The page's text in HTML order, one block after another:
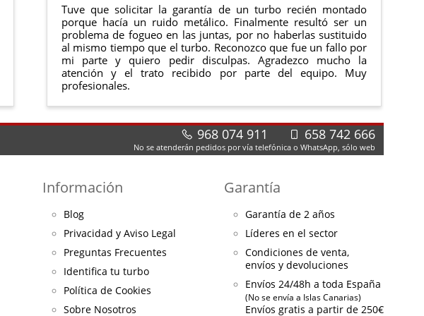
Tuve que solicitar la garantía de un turbo recién montado
porque hacía un ruido metálico. Finalmente resultó ser un
problema de fogueo en las juntas, por no haberlas sustituido
al mismo tiempo que el turbo. Reconozco que fue un fallo por
mi parte y quiero pedir disculpas. Agradezco mucho la
atención y el trato recibido por parte del equipo. Muy
profesionales.
968 074 911 658 742 666
No se atenderán pedidos por vía telefónica o WhatsApp, sólo web
Información
Blog
Privacidad y Aviso Legal
Preguntas Frecuentes
Identifica tu turbo
Política de Cookies
Sobre Nosotros
Garantía
Garantía de 2 años
Líderes en el sector
Condiciones de venta,
envíos y devoluciones
Envíos 24/48h a toda España
(No se envía a Islas Canarias)
Envíos gratis a partir de 250€